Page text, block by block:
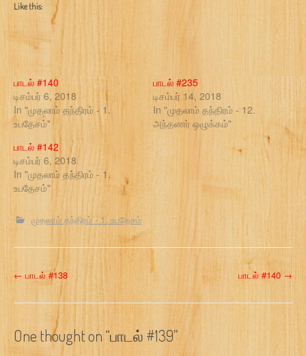
Like this:
பாடல் #140
டிசம்பர் 6, 2018
In "முதலாம் தந்திரம் - 1.
உபதேசம்"
பாடல் #235
டிசம்பர் 14, 2018
In "முதலாம் தந்திரம் - 12.
அந்தணர் ஒழுக்கம்"
பாடல் #142
டிசம்பர் 6, 2018
In "முதலாம் தந்திரம் - 1.
உபதேசம்"
முதலாம் தந்திரம் - 1. உபதேசம்
P
o
s
← பாடல் #138 பாடல் #140 →
One thought on “பாடல் #139”